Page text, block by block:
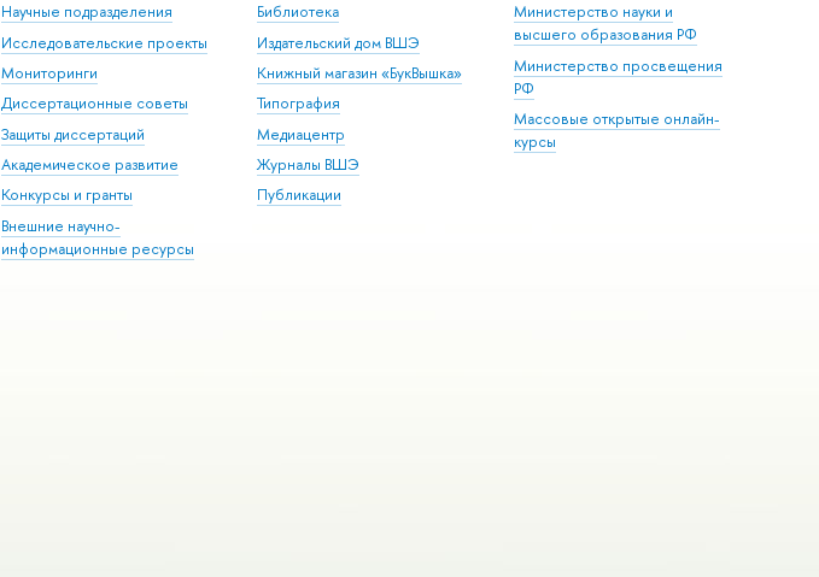
Научные подразделения
Исследовательские проекты
Мониторинги
Диссертационные советы
Защиты диссертаций
Академическое развитие
Конкурсы и гранты
Внешние научно-
информационные ресурсы
Библиотека
Издательский дом ВШЭ
Книжный магазин «БукВышка»
Типография
Медиацентр
Журналы ВШЭ
Публикации
Министерство науки и
высшего образования РФ
Министерство просвещения
РФ
Массовые открытые онлайн-
курсы